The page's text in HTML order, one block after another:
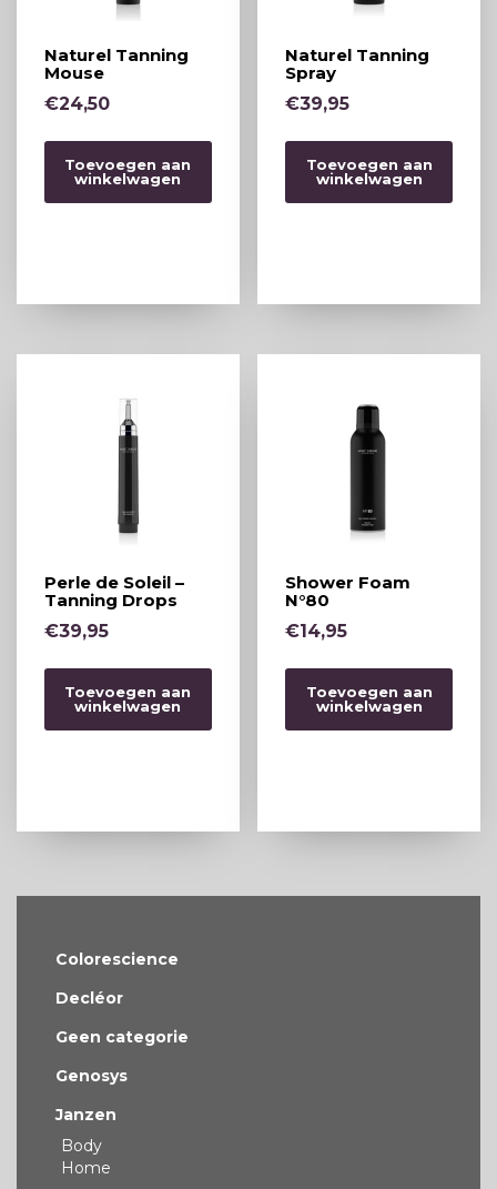
Naturel Tanning
Mouse
€24,50
Toevoegen aan
winkelwagen
Naturel Tanning
Spray
€39,95
Toevoegen aan
winkelwagen
Perle de Soleil –
Tanning Drops
€39,95
Toevoegen aan
winkelwagen
Shower Foam
N°80
€14,95
Toevoegen aan
winkelwagen
Colorescience
Decléor
Geen categorie
Genosys
Janzen
Body
Home